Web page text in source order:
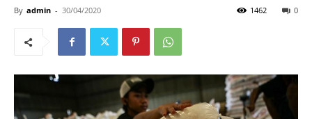
By admin - 30/04/2020 0
1462